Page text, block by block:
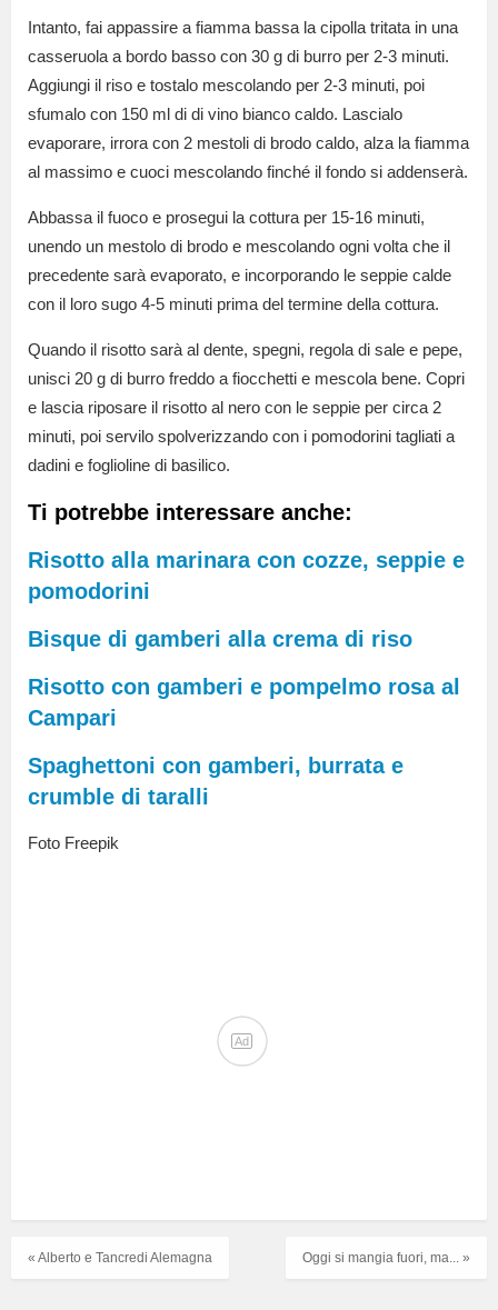
Intanto, fai appassire a fiamma bassa la cipolla tritata in una
casseruola a bordo basso con 30 g di burro per 2-3 minuti.
Aggiungi il riso e tostalo mescolando per 2-3 minuti, poi
sfumalo con 150 ml di di vino bianco caldo. Lascialo
evaporare, irrora con 2 mestoli di brodo caldo, alza la fiamma
al massimo e cuoci mescolando finché il fondo si addenserà.
Abbassa il fuoco e prosegui la cottura per 15-16 minuti,
unendo un mestolo di brodo e mescolando ogni volta che il
precedente sarà evaporato, e incorporando le seppie calde
con il loro sugo 4-5 minuti prima del termine della cottura.
Quando il risotto sarà al dente, spegni, regola di sale e pepe,
unisci 20 g di burro freddo a fiocchetti e mescola bene. Copri
e lascia riposare il risotto al nero con le seppie per circa 2
minuti, poi servilo spolverizzando con i pomodorini tagliati a
dadini e foglioline di basilico.
Ti potrebbe interessare anche:
Risotto alla marinara con cozze, seppie e
pomodorini
Bisque di gamberi alla crema di riso
Risotto con gamberi e pompelmo rosa al
Campari
Spaghettoni con gamberi, burrata e
crumble di taralli
Foto Freepik
Ad
Oggi si mangia fuori, ma... »
« Alberto e Tancredi Alemagna